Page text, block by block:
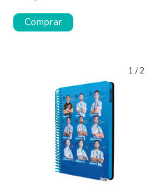
1 /2